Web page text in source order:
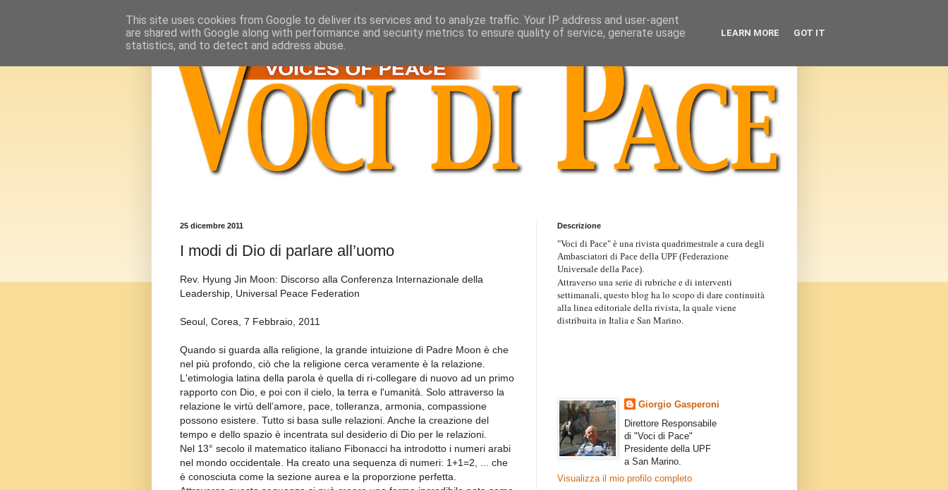
25 dicembre 2011
I modi di Dio di parlare all’uomo
Rev. Hyung Jin Moon: Discorso alla Conferenza Internazionale della
Leadership, Universal Peace Federation
Seoul, Corea, 7 Febbraio, 2011
Quando si guarda alla religione, la grande intuizione di Padre Moon è che
nel più profondo, ciò che la religione cerca veramente è la relazione.
L'etimologia latina della parola è quella di ri-collegare di nuovo ad un primo
rapporto con Dio, e poi con il cielo, la terra e l'umanità. Solo attraverso la
relazione le virtù dell’amore, pace, tolleranza, armonia, compassione
possono esistere. Tutto si basa sulle relazioni. Anche la creazione del
tempo e dello spazio è incentrata sul desiderio di Dio per le relazioni.
Nel 13° secolo il matematico italiano Fibonacci ha introdotto i numeri arabi
nel mondo occidentale. Ha creato una sequenza di numeri: 1+1=2, ... che
è conosciuta come la sezione aurea e la proporzione perfetta.
Descrizione
"Voci di Pace" è una rivista quadrimestrale a cura degli
Ambasciatori di Pace della UPF (Federazione
Universale della Pace).
Attraverso una serie di rubriche e di interventi
settimanali, questo blog ha lo scopo di dare continuità
alla linea editoriale della rivista, la quale viene
distribuita in Italia e San Marino.
Giorgio Gasperoni
Direttore Responsabile
di "Voci di Pace"
Presidente della UPF
a San Marino.
Visualizza il mio profilo completo
This site uses cookies from Google to deliver its services and to analyze traffic. Your IP address and user-agent
are shared with Google along with performance and security metrics to ensure quality of service, generate usage
statistics, and to detect and address abuse.
LEARN MORE GOT IT